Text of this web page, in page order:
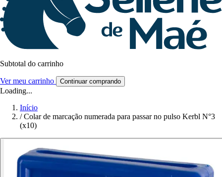
Subtotal do carrinho
Ver meu carrinho Continuar comprando
Loading...
Início
/ Colar de marcação numerada para passar no pulso Kerbl N°3
(x10)